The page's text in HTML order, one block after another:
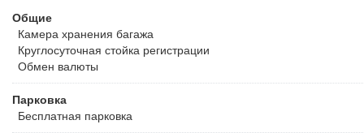
Общие
Камера хранения багажа
Круглосуточная стойка регистрации
Обмен валюты
Парковка
Бесплатная парковка